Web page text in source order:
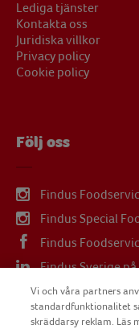
Lediga tjänster
Kontakta oss
Juridiska villkor
Privacy policy
Cookie policy
Följ oss
Findus
Findus Special
Findus
Findus Sverige
Findus Sverige
Vi och våra partners
standardfunktionalitet
skräddarsy reklam. Läs